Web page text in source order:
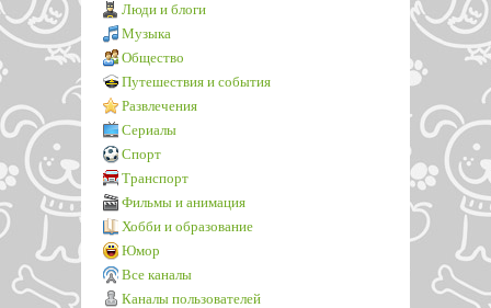
Люди и блоги
Музыка
Общество
Путешествия и события
Развлечения
Сериалы
Спорт
Транспорт
Фильмы и анимация
Хобби и образование
Юмор
Все каналы
Каналы пользователей